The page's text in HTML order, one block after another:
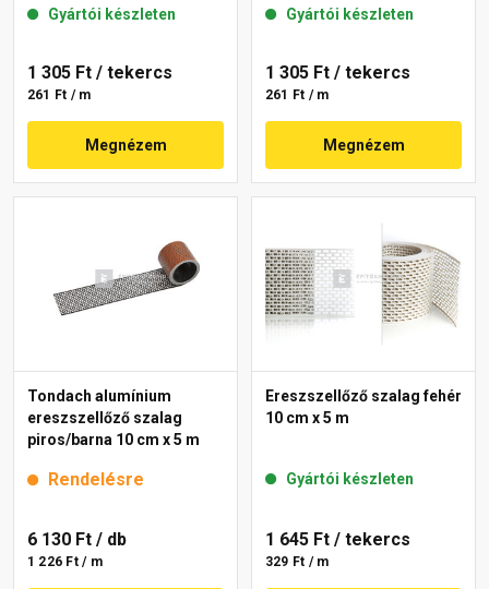
Gyártói készleten
1 305 Ft / tekercs
261 Ft / m
Megnézem
Gyártói készleten
1 305 Ft / tekercs
261 Ft / m
Megnézem
Tondach alumínium
ereszszellőző szalag
piros/barna 10 cm x 5 m
Rendelésre
6 130 Ft / db
1 226 Ft / m
Ereszszellőző szalag fehér
10 cm x 5 m
Gyártói készleten
1 645 Ft / tekercs
329 Ft / m